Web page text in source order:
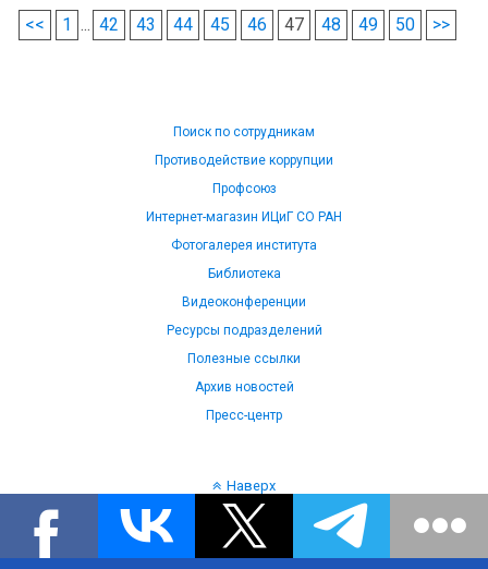
<<
1 ... 42 43 44 45 46 47 48 49 50 >>
Поиск по сотрудникам
Противодействие коррупции
Профсоюз
Интернет-магазин ИЦиГ СО РАН
Фотогалерея института
Библиотека
Видеоконференции
Ресурсы подразделений
Полезные ссылки
Архив новостей
Пресс-центр
Наверх